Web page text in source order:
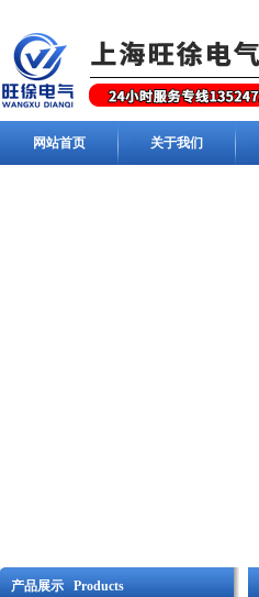
网站首页 关于我们
产品展示 Products